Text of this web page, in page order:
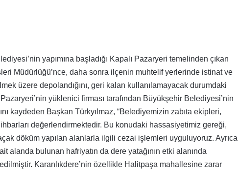
yapımına başladığı Kapalı Pazaryeri temelinden çıkan
Müdürlüğü’nce, daha sonra ilçenin muhtelif yerlerinde istinat ve
üzere depolandığını, geri kalan kullanılamayacak durumdaki
yüklenici firması tarafından Büyükşehir Belediyesi’nin
kaydeden Başkan Türkyılmaz, “Belediyemizin zabıta ekipleri,
değerlendirmektedir. Bu konudaki hassasiyetimiz gereği,
döküm yapılan alanlarla ilgili cezai işlemleri uyguluyoruz. Ayrıca
alanda bulunan hafriyatın da dere yatağının etki alanında
Karanlıkdere’nin özellikle Halitpaşa mahallesine zarar